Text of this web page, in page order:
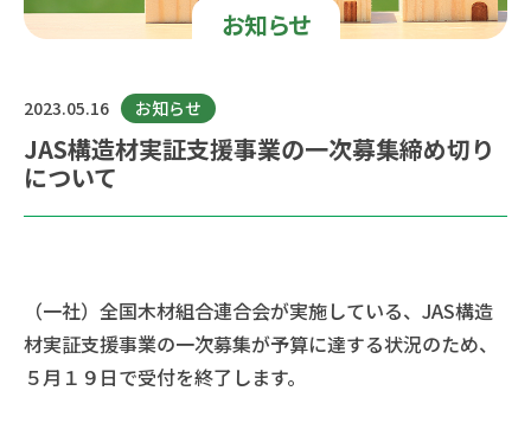
お知らせ
2023.05.16 お知らせ
JAS構造材実証支援事業の一次募集締め切り
について
（一社）全国木材組合連合会が実施している、JAS構造
材実証支援事業の一次募集が予算に達する状況のため、
５月１９日で受付を終了します。